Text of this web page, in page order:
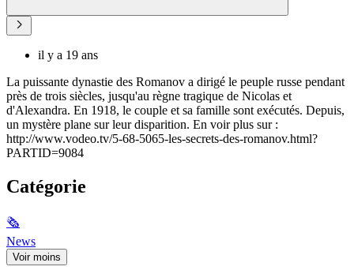
il y a 19 ans
La puissante dynastie des Romanov a dirigé le peuple russe pendant
près de trois siècles, jusqu'au règne tragique de Nicolas et
d'Alexandra. En 1918, le couple et sa famille sont exécutés. Depuis,
un mystère plane sur leur disparition. En voir plus sur :
http://www.vodeo.tv/5-68-5065-les-secrets-des-romanov.html?
PARTID=9084
Catégorie
🗞
News
Voir moins